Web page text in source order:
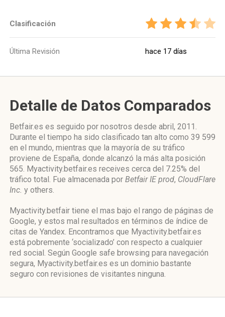
Clasificación
Última Revisión hace 17 días
Detalle de Datos Comparados
Betfair.es es seguido por nosotros desde abril, 2011.
Durante el tiempo ha sido clasificado tan alto como 39 599
en el mundo, mientras que la mayoría de su tráfico
proviene de España, donde alcanzó la más alta posición
565. Myactivity.betfair.es receives cerca del 7.25% del
tráfico total. Fue almacenada por Betfair IE prod, CloudFlare
Inc. y others.
Myactivity.betfair tiene el mas bajo el rango de páginas de
Google, y estos mal resultados en términos de índice de
citas de Yandex. Encontramos que Myactivity.betfair.es
está pobremente ‘socializado’ con respecto a cualquier
red social. Según Google safe browsing para navegación
segura, Myactivity.betfair.es es un dominio bastante
seguro con revisiones de visitantes ninguna.